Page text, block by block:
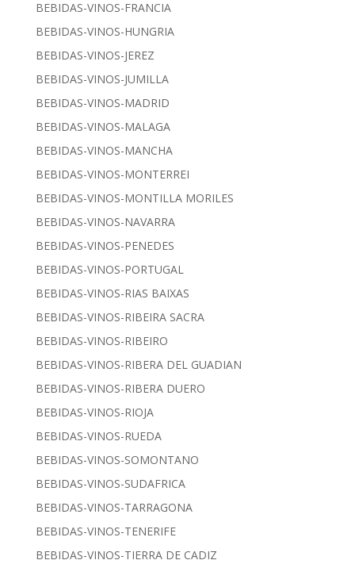
BEBIDAS-VINOS-FRANCIA
BEBIDAS-VINOS-HUNGRIA
BEBIDAS-VINOS-JEREZ
BEBIDAS-VINOS-JUMILLA
BEBIDAS-VINOS-MADRID
BEBIDAS-VINOS-MALAGA
BEBIDAS-VINOS-MANCHA
BEBIDAS-VINOS-MONTERREI
BEBIDAS-VINOS-MONTILLA MORILES
BEBIDAS-VINOS-NAVARRA
BEBIDAS-VINOS-PENEDES
BEBIDAS-VINOS-PORTUGAL
BEBIDAS-VINOS-RIAS BAIXAS
BEBIDAS-VINOS-RIBEIRA SACRA
BEBIDAS-VINOS-RIBEIRO
BEBIDAS-VINOS-RIBERA DEL GUADIAN
BEBIDAS-VINOS-RIBERA DUERO
BEBIDAS-VINOS-RIOJA
BEBIDAS-VINOS-RUEDA
BEBIDAS-VINOS-SOMONTANO
BEBIDAS-VINOS-SUDAFRICA
BEBIDAS-VINOS-TARRAGONA
BEBIDAS-VINOS-TENERIFE
BEBIDAS-VINOS-TIERRA DE CADIZ